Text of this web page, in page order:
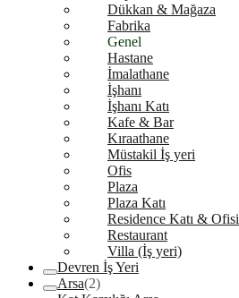
Dükkan & Mağaza
Fabrika
Genel
Hastane
İmalathane
İşhanı
İşhanı Katı
Kafe & Bar
Kıraathane
Müstakil İş yeri
Ofis
Plaza
Plaza Katı
Residence Katı & Ofisi
Restaurant
Villa (İş yeri)
Devren İş Yeri
Arsa(2)